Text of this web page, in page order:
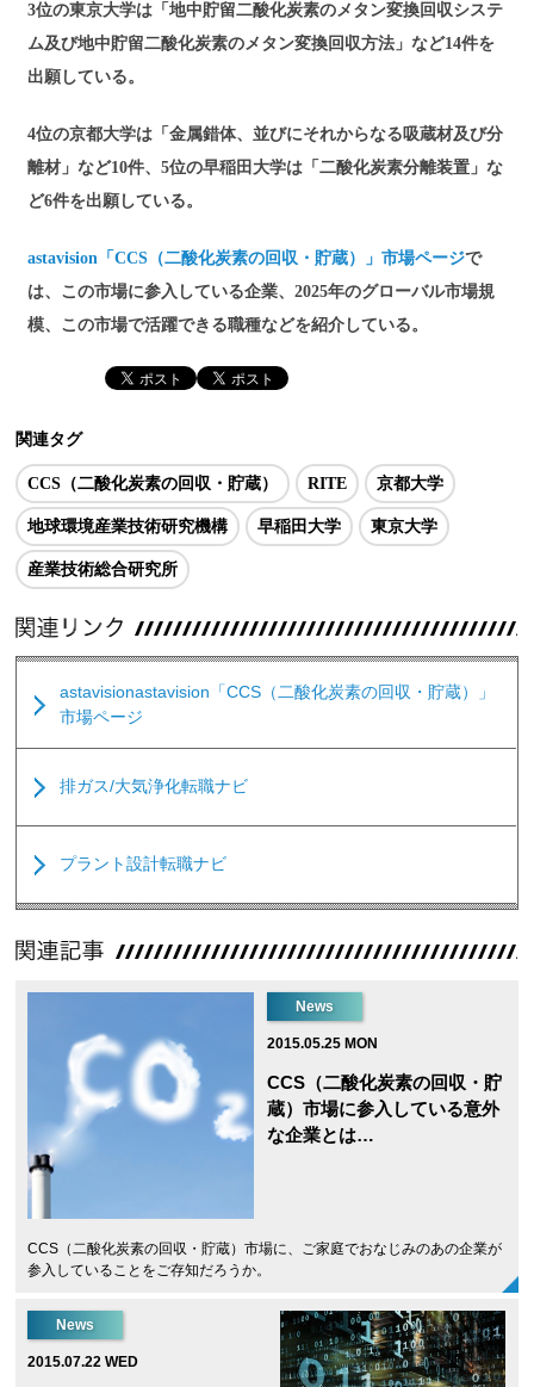
3位の東京大学は「地中貯留二酸化炭素のメタン変換回収システ
ム及び地中貯留二酸化炭素のメタン変換回収方法」など14件を
出願している。
4位の京都大学は「金属錯体、並びにそれからなる吸蔵材及び分
離材」など10件、5位の早稲田大学は「二酸化炭素分離装置」な
ど6件を出願している。
astavision「CCS（二酸化炭素の回収・貯蔵）」市場ページで
は、この市場に参入している企業、2025年のグローバル市場規
模、この市場で活躍できる職種などを紹介している。
関連タグ
CCS（二酸化炭素の回収・貯蔵） RITE 京都大学
地球環境産業技術研究機構 早稲田大学 東京大学
産業技術総合研究所
astavisionastavision「CCS（二酸化炭素の回収・貯蔵）」
市場ページ
排ガス/大気浄化転職ナビ
プラント設計転職ナビ
News
2015.05.25 MON
CCS（二酸化炭素の回収・貯
蔵）市場に参入している意外
な企業とは…
CCS（二酸化炭素の回収・貯蔵）市場に、ご家庭でおなじみのあの企業が
参入していることをご存知だろうか。
News
2015.07.22 WED